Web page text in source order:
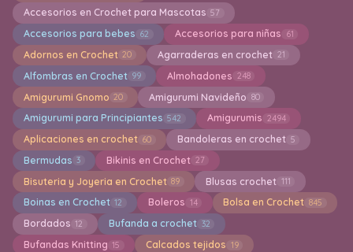
Accesorios en Crochet para Mascotas 57
Accesorios para bebes 62 Accesorios para niñas 61
Adornos en Crochet 20 Agarraderas en crochet 21
Alfombras en Crochet 99 Almohadones 248
Amigurumi Gnomo 20 Amigurumi Navideño 80
Amigurumi para Principiantes 542 Amigurumis 2494
Aplicaciones en crochet 60 Bandoleras en crochet 5
Bermudas 3 Bikinis en Crochet 27
Bisuteria y Joyeria en Crochet 89 Blusas crochet 111
Boinas en Crochet 12 Boleros 14 Bolsa en Crochet 845
Bordados 12 Bufanda a crochet 32
Bufandas Knitting 15 Calcados tejidos 19